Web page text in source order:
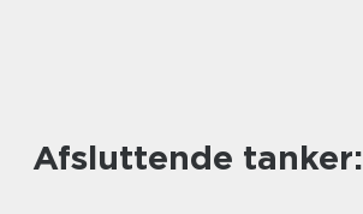
Afsluttende tanker: